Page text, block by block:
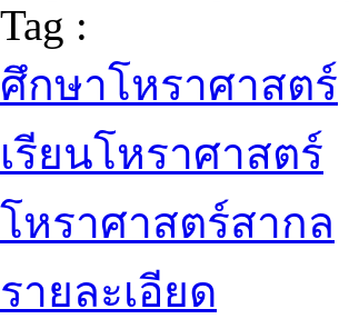
Tag :
ศึกษาโหราศาสตร์
เรียนโหราศาสตร์
โหราศาสตร์สากล
รายละเอียด